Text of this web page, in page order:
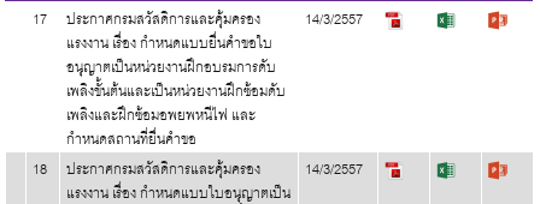
17
ประกาศกรมสวัสดิการและคุ้มครอง
แรงงาน เรื่อง กำหนดแบบยื่นคำขอใบ
อนุญาตเป็นหน่วยงานฝึกอบรมการดับ
เพลิงขั้นต้นและเป็นหน่วยงานฝึกซ้อมดับ
เพลิงและฝึกซ้อมอพยพหนีไฟ และ
กำหนดสถานที่ยื่นคำขอ
14/3/2557
18 ประกาศกรมสวัสดิการและคุ้มครอง
แรงงาน เรื่อง กำหนดแบบใบอนุญาตเป็น
14/3/2557